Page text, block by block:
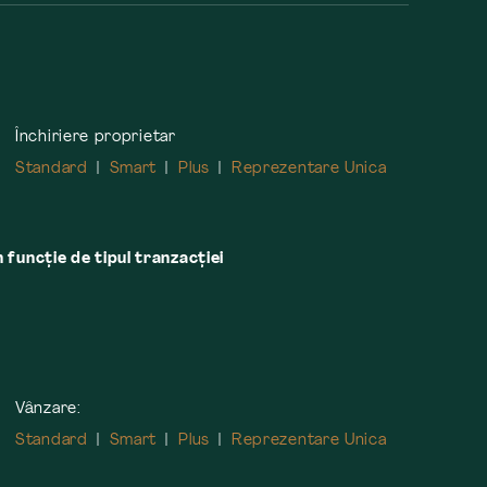
Închiriere proprietar
Standard
Smart Plus Reprezentare Unica
funcție de tipul tranzacției
Vânzare:
Standard
Smart Plus Reprezentare Unica